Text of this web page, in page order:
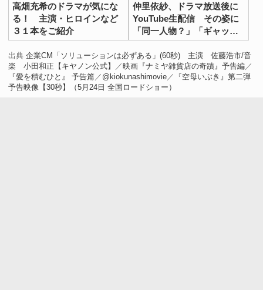
高畑充希のドラマが気にな
る！ 主演・ヒロインなど
３１本をご紹介
仲里依紗、ドラマ放送後に
YouTube生配信 その姿に
「同一人物？」「ギャップ
大きい」の声
出典 企業CM「ソリューションは必ずある」(60秒) 主演 佐藤浩市/音
楽 小田和正【キヤノン公式】
／映画『ナミヤ雑貨店の奇蹟』予告編 ／
『愛を積むひと』 予告篇 ／ @kiokunashimovie ／
『空母いぶき』第二弾
予告映像【30秒】（5月24日 全国ロードショー）